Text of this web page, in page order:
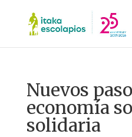
Nuevos
economía
solidaria